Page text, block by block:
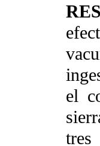
el
tres